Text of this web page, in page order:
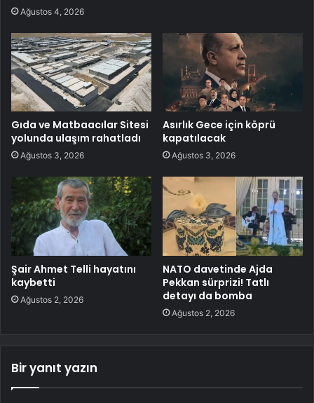
Ağustos 4, 2026
Gıda ve Matbaacılar Sitesi
yolunda ulaşım rahatladı
Ağustos 3, 2026
Asırlık Gece için köprü
kapatılacak
Ağustos 3, 2026
Şair Ahmet Telli hayatını
kaybetti
Ağustos 2, 2026
NATO davetinde Ajda
Pekkan sürprizi! Tatlı
detayı da bomba
Ağustos 2, 2026
Bir yanıt yazın